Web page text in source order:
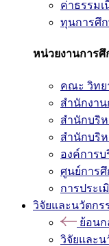
ค่าธรรม
ทุนการศึ
หน่วยงานการศึ
คณะ วิทย
สำนักงาน
สำนักบริ
สำนักบริ
องค์การ
ศูนย์การ
การประเ
วิจัยและนวัตกร
ย้อนก
วิจัยและน